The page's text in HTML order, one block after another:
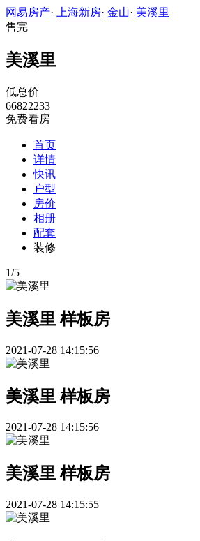
网易房产· 上海新房· 金山· 美溪里
售完
美溪里
低总价
66822233
免费看房
首页
详情
快讯
户型
房价
相册
配套
装修
1/5
美溪里 样板房
2021-07-28 14:15:56
美溪里 样板房
2021-07-28 14:15:56
美溪里 样板房
2021-07-28 14:15:55